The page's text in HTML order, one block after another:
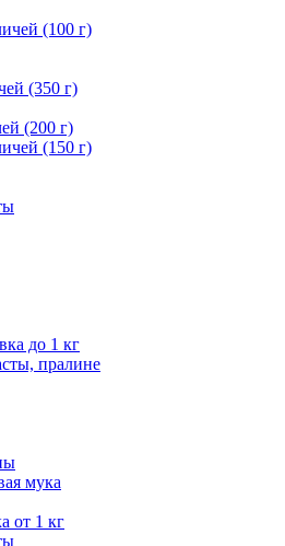
(100 г)
(350 г)
(200 г)
(150 г)
до 1 кг
пралине
мука
от 1 кг